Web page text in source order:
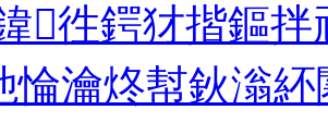
徃鍔犲揩鏂
惀瀹炵幇鈥滃